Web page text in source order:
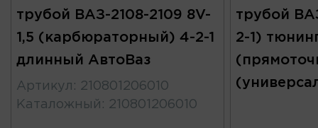
трубой ВАЗ-2108-2109 8V-
1,5 (карбюраторный) 4-2-1
длинный АвтоВаз
Артикул : 210801206010
Каталожный : 210801206010
трубой
2-1)